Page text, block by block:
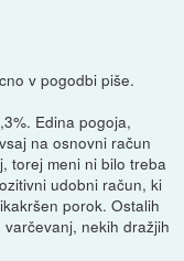
v pogodbi piše.
Edina pogoja,
na osnovni račun
torej meni ni bilo treba
udobni račun, ki
porok. Ostalih
nekih dražjih